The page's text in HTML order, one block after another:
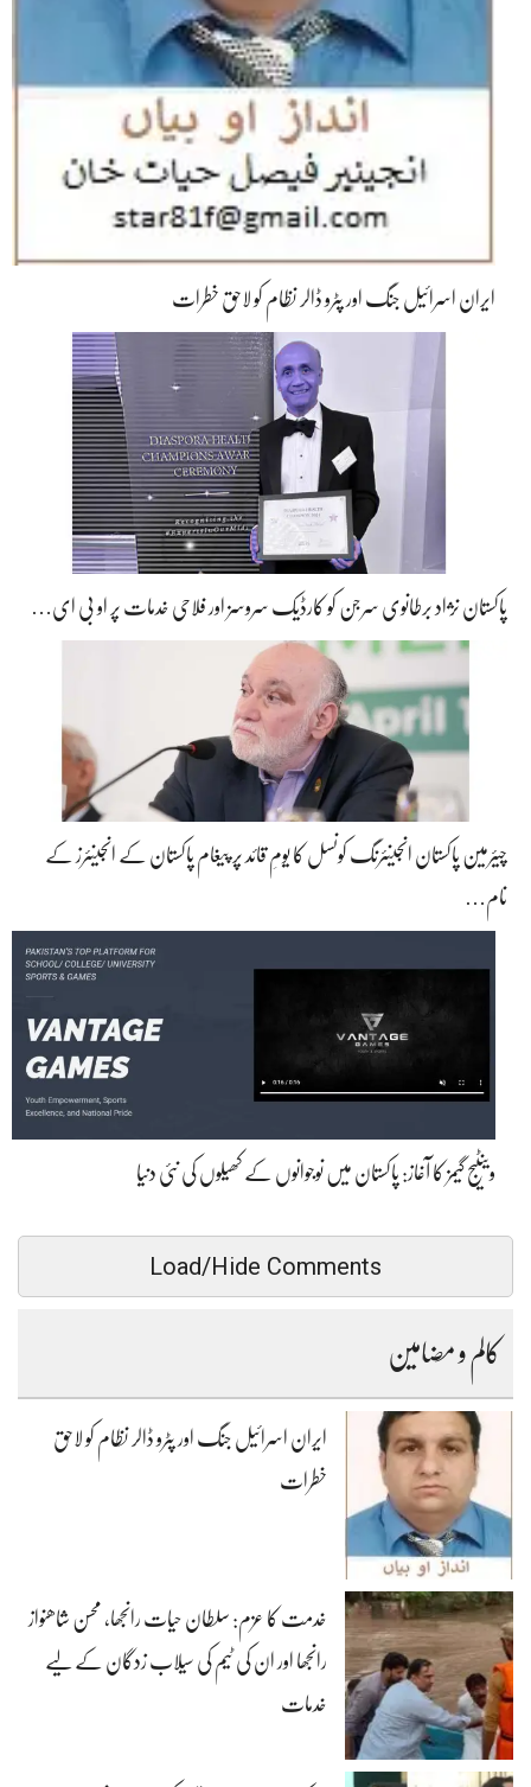
ایران اسرائیل جنگ اور پٹرو ڈالر نظام کو لاحق خطرات
پاکستان نژاد برطانوی سرجن کو کارڈیک سروسز اور فلاحی خدمات پر او بی ای…
چیئرمین پاکستان انجینئرنگ کونسل کا یومِ قائد پر پیغام پاکستان کے انجینئرز کے
نام…
وینٹیج گیمز کا آغاز: پاکستان میں نوجوانوں کے کھیلوں کی نئی دنیا
Load/Hide Comments
کالم و مضامین
ایران اسرائیل جنگ اور پٹرو ڈالر نظام کو لاحق
خطرات
خدمت کا عزم: سلطان حیات رانجھا، محسن شاھنواز
رانجھا اور ان کی ٹیم کی سیلاب زدگان کے لیے
خدمات